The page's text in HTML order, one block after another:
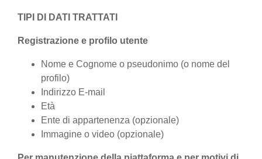
TIPI DI DATI TRATTATI
Registrazione e profilo utente
Nome e Cognome o pseudonimo (o nome del
profilo)
Indirizzo E-mail
Età
Ente di appartenenza (opzionale)
Immagine o video (opzionale)